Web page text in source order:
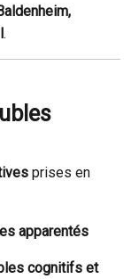
.
prises en
apparentés
cognitifs et